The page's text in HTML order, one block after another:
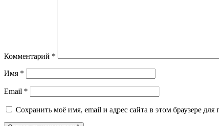
Комментарий *
Имя *
Email *
Сохранить моё имя, email и адрес сайта в этом браузере